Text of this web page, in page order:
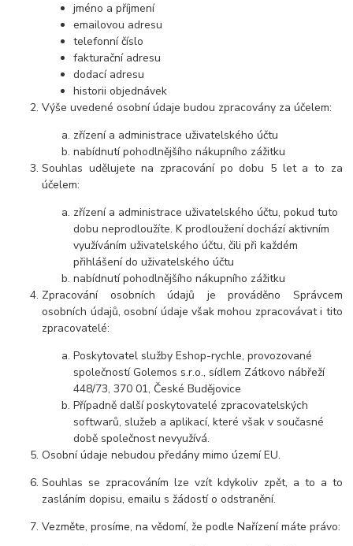
jméno a příjmení
emailovou adresu
telefonní číslo
fakturační adresu
dodací adresu
historii objednávek
Výše uvedené osobní údaje budou zpracovány za účelem:
zřízení a administrace uživatelského účtu
nabídnutí pohodlnějšího nákupního zážitku
Souhlas udělujete na zpracování po dobu 5 let a to za
účelem:
zřízení a administrace uživatelského účtu, pokud tuto
dobu neprodloužíte. K prodloužení dochází aktivním
využíváním uživatelského účtu, čili při každém
přihlášení do uživatelského účtu
nabídnutí pohodlnějšího nákupního zážitku
Zpracování osobních údajů je prováděno Správcem
osobních údajů, osobní údaje však mohou zpracovávat i tito
zpracovatelé:
Poskytovatel služby Eshop-rychle, provozované
společností Golemos s.r.o., sídlem Zátkovo nábřeží
448/73, 370 01, České Budějovice
Případně další poskytovatelé zpracovatelských
softwarů, služeb a aplikací, které však v současné
době společnost nevyužívá.
Osobní údaje nebudou předány mimo území EU.
Souhlas se zpracováním lze vzít kdykoliv zpět, a to a to
zasláním dopisu, emailu s žádostí o odstranění.
Vezměte, prosíme, na vědomí, že podle Nařízení máte právo: